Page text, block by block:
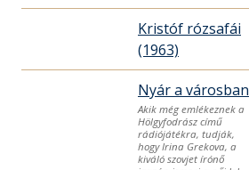
Kristóf rózsafái
(1963)
Nyár a városban
Akik még emlékeznek a
Hölgyfodrász című
rádiójátékra, tudják,
hogy Irina Grekova, a
kiváló szovjet írónő